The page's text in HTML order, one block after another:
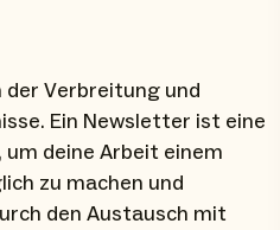
der Verbreitung und
Ein Newsletter ist eine
deine Arbeit einem
zu machen und
den Austausch mit